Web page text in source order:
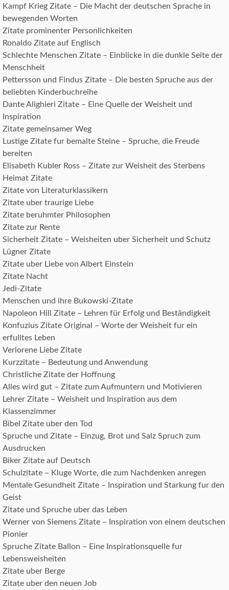
Kampf Krieg Zitate – Die Macht der deutschen Sprache in
bewegenden Worten
Zitate prominenter Personlichkeiten
Ronaldo Zitate auf Englisch
Schlechte Menschen Zitate – Einblicke in die dunkle Seite der
Menschheit
Pettersson und Findus Zitate – Die besten Spruche aus der
beliebten Kinderbuchreihe
Dante Alighieri Zitate – Eine Quelle der Weisheit und
Inspiration
Zitate gemeinsamer Weg
Lustige Zitate fur bemalte Steine – Spruche, die Freude
bereiten
Elisabeth Kubler Ross – Zitate zur Weisheit des Sterbens
Heimat Zitate
Zitate von Literaturklassikern
Zitate uber traurige Liebe
Zitate beruhmter Philosophen
Zitate zur Rente
Sicherheit Zitate – Weisheiten uber Sicherheit und Schutz
Lügner Zitate
Zitate uber Liebe von Albert Einstein
Zitate Nacht
Jedi-Zitate
Menschen und ihre Bukowski-Zitate
Napoleon Hill Zitate – Lehren für Erfolg und Beständigkeit
Konfuzius Zitate Original – Worte der Weisheit fur ein
erfulltes Leben
Verlorene Liebe Zitate
Kurzzitate – Bedeutung und Anwendung
Christliche Zitate der Hoffnung
Alles wird gut – Zitate zum Aufmuntern und Motivieren
Lehrer Zitate – Weisheit und Inspiration aus dem
Klassenzimmer
Bibel Zitate uber den Tod
Spruche und Zitate – Einzug, Brot und Salz Spruch zum
Ausdrucken
Biker Zitate auf Deutsch
Schulzitate – Kluge Worte, die zum Nachdenken anregen
Mentale Gesundheit Zitate – Inspiration und Starkung fur den
Geist
Zitate und Spruche uber das Leben
Werner von Siemens Zitate – Inspiration von einem deutschen
Pionier
Spruche Zitate Ballon – Eine Inspirationsquelle fur
Lebensweisheiten
Zitate uber Berge
Zitate uber den neuen Job